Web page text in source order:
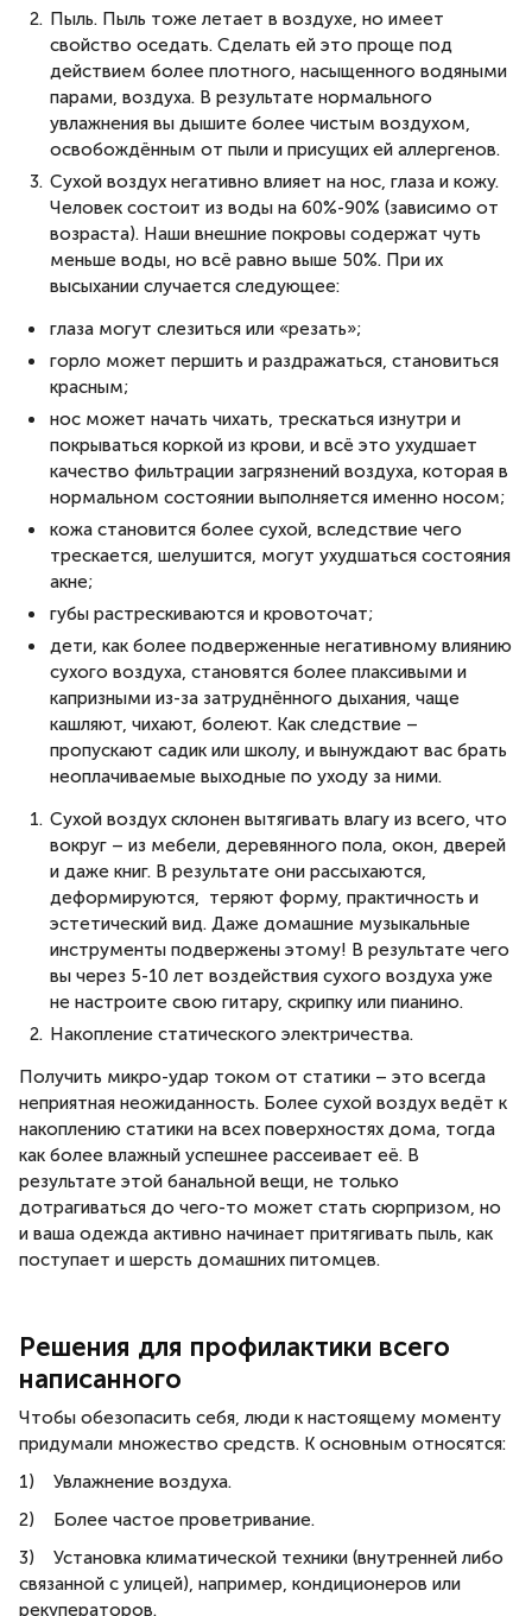
Пыль. Пыль тоже летает в воздухе, но имеет
свойство оседать. Сделать ей это проще под
действием более плотного, насыщенного водяными
парами, воздуха. В результате нормального
увлажнения вы дышите более чистым воздухом,
освобождённым от пыли и присущих ей аллергенов.
Сухой воздух негативно влияет на нос, глаза и кожу.
Человек состоит из воды на 60%-90% (зависимо от
возраста). Наши внешние покровы содержат чуть
меньше воды, но всё равно выше 50%. При их
высыхании случается следующее:
глаза могут слезиться или «резать»;
горло может першить и раздражаться, становиться
красным;
нос может начать чихать, трескаться изнутри и
покрываться коркой из крови, и всё это ухудшает
качество фильтрации загрязнений воздуха, которая в
нормальном состоянии выполняется именно носом;
кожа становится более сухой, вследствие чего
трескается, шелушится, могут ухудшаться состояния
акне;
губы растрескиваются и кровоточат;
дети, как более подверженные негативному влиянию
сухого воздуха, становятся более плаксивыми и
капризными из-за затруднённого дыхания, чаще
кашляют, чихают, болеют. Как следствие –
пропускают садик или школу, и вынуждают вас брать
неоплачиваемые выходные по уходу за ними.
Сухой воздух склонен вытягивать влагу из всего, что
вокруг – из мебели, деревянного пола, окон, дверей
и даже книг. В результате они рассыхаются,
деформируются, теряют форму, практичность и
эстетический вид. Даже домашние музыкальные
инструменты подвержены этому! В результате чего
вы через 5-10 лет воздействия сухого воздуха уже
не настроите свою гитару, скрипку или пианино.
Накопление статического электричества.
Получить микро-удар током от статики – это всегда
неприятная неожиданность. Более сухой воздух ведёт к
накоплению статики на всех поверхностях дома, тогда
как более влажный успешнее рассеивает её. В
результате этой банальной вещи, не только
дотрагиваться до чего-то может стать сюрпризом, но
и ваша одежда активно начинает притягивать пыль, как
поступает и шерсть домашних питомцев.
Решения для профилактики всего
написанного
Чтобы обезопасить себя, люди к настоящему моменту
придумали множество средств. К основным относятся:
1) Увлажнение воздуха.
2) Более частое проветривание.
3) Установка климатической техники (внутренней либо
связанной с улицей), например, кондиционеров или
рекуператоров.